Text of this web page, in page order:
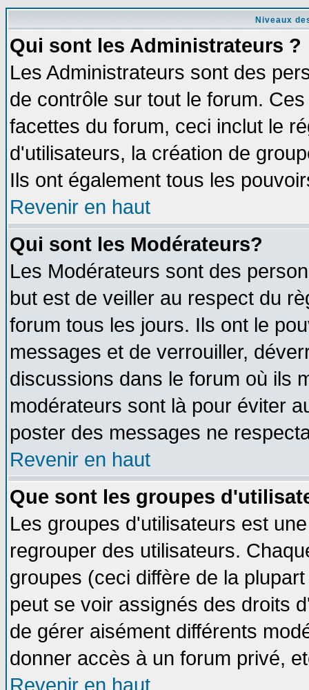
Niveaux
Qui sont les Administrateurs ?
Les Administrateurs sont des
de contrôle sur tout le forum.
facettes du forum, ceci inclut le
d'utilisateurs, la création de
Ils ont également tous les
Revenir en haut
Qui sont les Modérateurs?
Les Modérateurs sont des
but est de veiller au respect du
forum tous les jours. Ils ont le
messages et de verrouiller,
discussions dans le forum où ils
modérateurs sont là pour éviter
poster des messages ne
Revenir en haut
Que sont les groupes
Les groupes d'utilisateurs est
regrouper des utilisateurs.
groupes (ceci diffère de la
peut se voir assignés des droits
de gérer aisément différents
donner accès à un forum privé,
Revenir en haut